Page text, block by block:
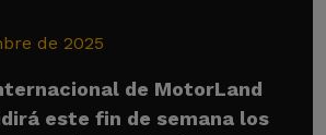
de 2025
de MotorLand
este fin de semana los